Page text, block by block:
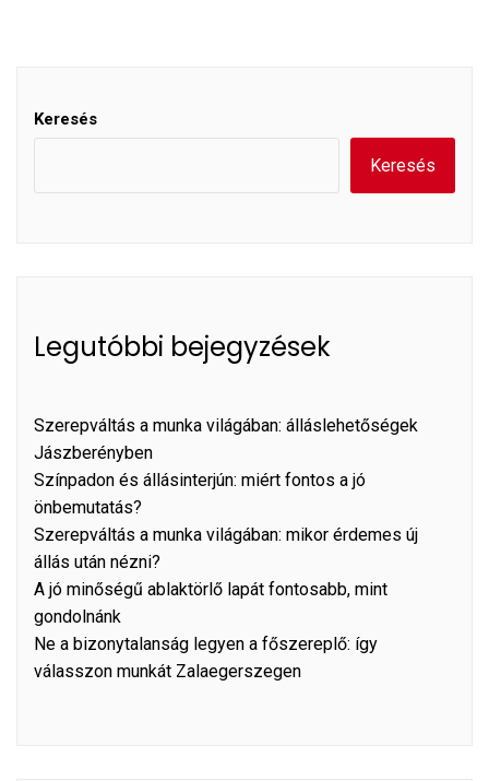
Keresés
Keresés
Legutóbbi bejegyzések
Szerepváltás a munka világában: álláslehetőségek
Jászberényben
Színpadon és állásinterjún: miért fontos a jó
önbemutatás?
Szerepváltás a munka világában: mikor érdemes új
állás után nézni?
A jó minőségű ablaktörlő lapát fontosabb, mint
gondolnánk
Ne a bizonytalanság legyen a főszereplő: így
válasszon munkát Zalaegerszegen